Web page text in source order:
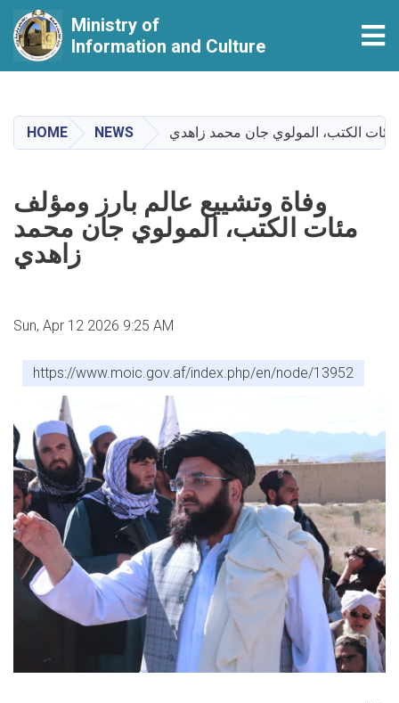
main
content
Ministry of
Information and Culture
HOME NEWS مئات الكتب، المولوي جان محمد زاهدي
وفاة وتشييع عالم بارز ومؤلف
مئات الكتب، المولوي جان محمد
زاهدي
Sun, Apr 12 2026 9:25 AM
https://www.moic.gov.af/index.php/en/node/13952